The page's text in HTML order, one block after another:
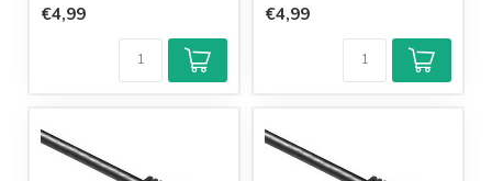
€4,99 €4,99